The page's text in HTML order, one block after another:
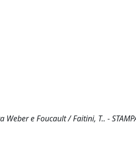
e Foucault / Faitini, T.. -